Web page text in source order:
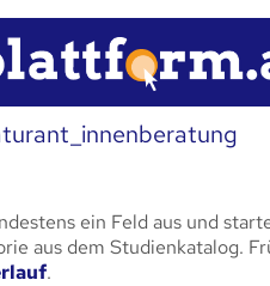
ein Feld aus und
aus dem Studienkatalog.
.